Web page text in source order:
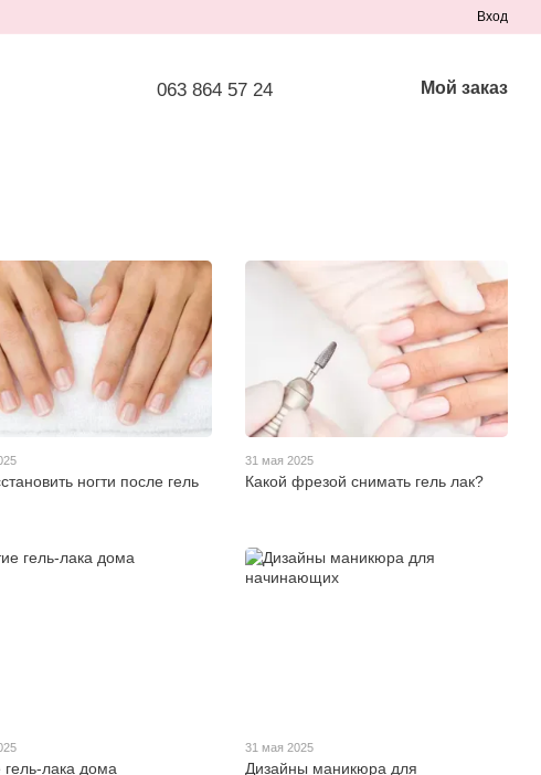
Вход
063 864 57 24 Мой заказ
ногти после гель
31 мая 2025
Какой фрезой снимать гель лак?
лака дома
31 мая 2025
Дизайны маникюра для